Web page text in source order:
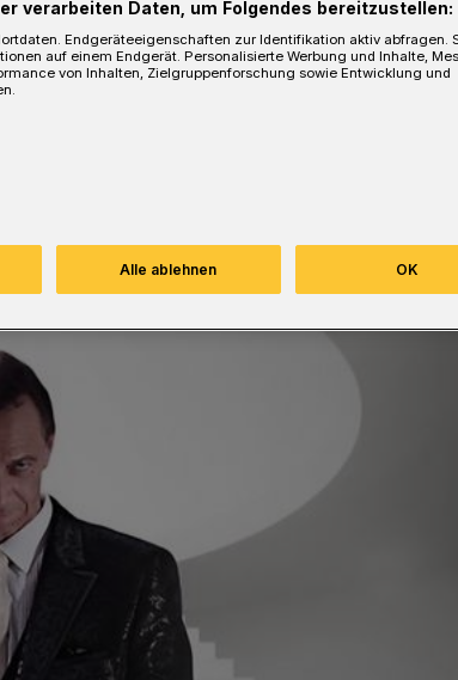
verarbeiten Daten, um Folgendes bereitzustellen:
Endgeräteeigenschaften zur Identifikation aktiv abfragen.
auf einem Endgerät. Personalisierte Werbung und Inhalte,
von Inhalten, Zielgruppenforschung sowie Entwicklung und
Alle ablehnen OK